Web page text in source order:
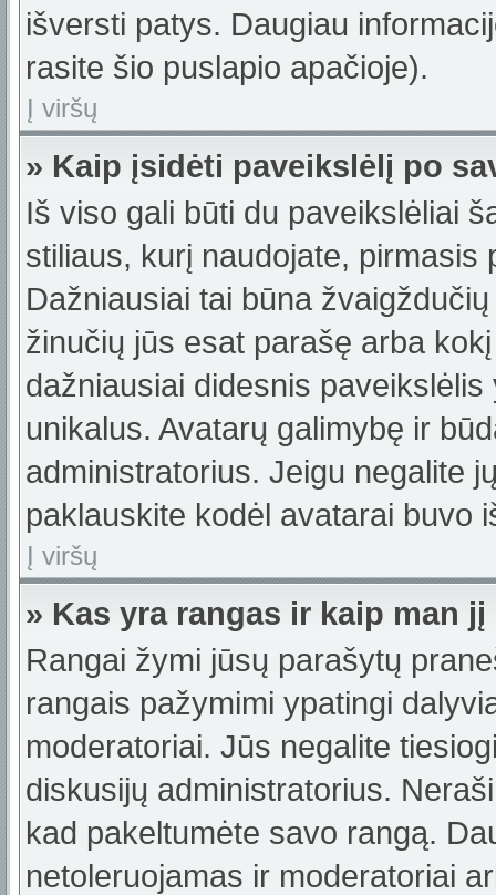
išversti patys. Daugiau
rasite šio puslapio apačioje).
Į viršų
» Kaip įsidėti paveikslėlį po
Iš viso gali būti du paveikslėliai
stiliaus, kurį naudojate,
Dažniausiai tai būna
žinučių jūs esat parašę arba
dažniausiai didesnis
unikalus. Avatarų galimybę ir
administratorius. Jeigu negalite
paklauskite kodėl avatarai buvo
Į viršų
» Kas yra rangas ir kaip man
Rangai žymi jūsų parašytų
rangais pažymimi ypatingi
moderatoriai. Jūs negalite
diskusijų administratorius.
kad pakeltumėte savo rangą.
netoleruojamas ir moderatoriai